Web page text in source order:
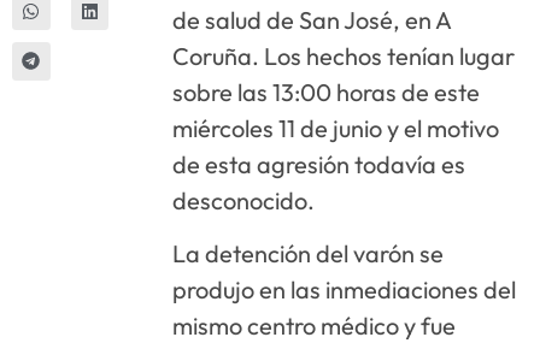
de salud de San José, en A
Coruña. Los hechos tenían lugar
sobre las 13:00 horas de este
miércoles 11 de junio y el motivo
de esta agresión todavía es
desconocido.
La detención del varón se
produjo en las inmediaciones del
mismo centro médico y fue